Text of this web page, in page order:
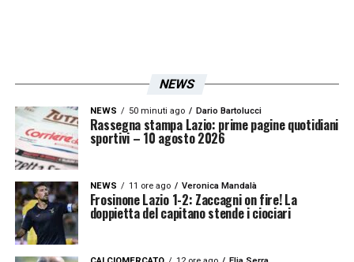
NEWS
NEWS 50 minuti ago Dario Bartolucci
Rassegna stampa Lazio: prime pagine quotidiani
sportivi – 10 agosto 2026
NEWS 11 ore ago Veronica Mandalà
Frosinone Lazio 1-2: Zaccagni on fire! La
doppietta del capitano stende i ciociari